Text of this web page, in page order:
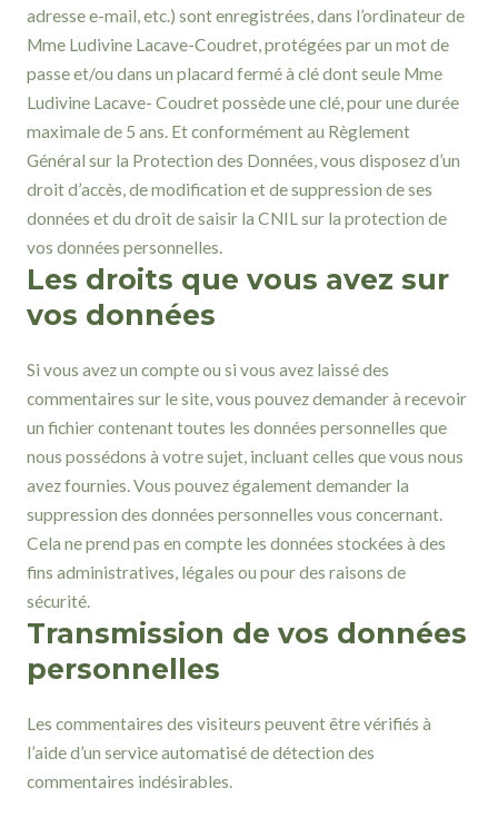
adresse e-mail, etc.) sont enregistrées, dans l’ordinateur de
Mme Ludivine Lacave-Coudret, protégées par un mot de
passe et/ou dans un placard fermé à clé dont seule Mme
Ludivine Lacave- Coudret possède une clé, pour une durée
maximale de 5 ans. Et conformément au Règlement
Général sur la Protection des Données, vous disposez d’un
droit d’accès, de modification et de suppression de ses
données et du droit de saisir la CNIL sur la protection de
vos données personnelles.
Les droits que vous avez sur
vos données
Si vous avez un compte ou si vous avez laissé des
commentaires sur le site, vous pouvez demander à recevoir
un fichier contenant toutes les données personnelles que
nous possédons à votre sujet, incluant celles que vous nous
avez fournies. Vous pouvez également demander la
suppression des données personnelles vous concernant.
Cela ne prend pas en compte les données stockées à des
fins administratives, légales ou pour des raisons de
sécurité.
Transmission de vos données
personnelles
Les commentaires des visiteurs peuvent être vérifiés à
l’aide d’un service automatisé de détection des
commentaires indésirables.